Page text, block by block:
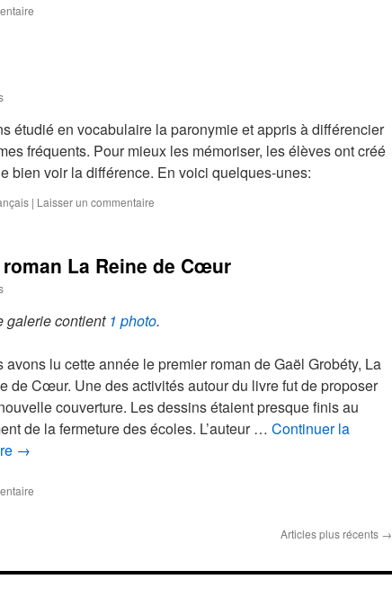
étudié en vocabulaire la paronymie et appris à différencier
fréquents. Pour mieux les mémoriser, les élèves ont créé
bien voir la différence. En voici quelques-unes:
| Laisser un commentaire
La Reine de Cœur
galerie contient 1 photo.
avons lu cette année le premier roman de Gaël Grobéty, La
de Cœur. Une des activités autour du livre fut de proposer
couverture. Les dessins étaient presque finis au
de la fermeture des écoles. L’auteur … Continuer la
→
Articles plus récents →